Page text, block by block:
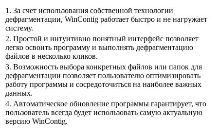
1. За счет использования собственной технологии
дефрагментации, WinContig работает быстро и не нагружает
систему.
2. Простой и интуитивно понятный интерфейс позволяет
легко освоить программу и выполнять дефрагментацию
файлов в несколько кликов.
3. Возможность выбора конкретных файлов или папок для
дефрагментации позволяет пользователю оптимизировать
работу программы и сосредоточиться на наиболее важных
данных.
4. Автоматическое обновление программы гарантирует, что
пользователь всегда будет использовать самую актуальную
версию WinContig.